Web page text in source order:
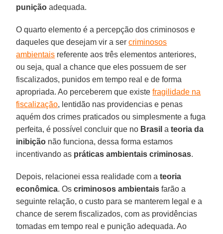
punição adequada.
O quarto elemento é a percepção dos criminosos e
daqueles que desejam vir a sercriminosos
ambientais referente aos três elementos anteriores,
ou seja, qual a chance que eles possuem de ser
fiscalizados, punidos em tempo real e de forma
apropriada. Ao perceberem que existefragilidade na
fiscalização, lentidão nas providencias e penas
aquém dos crimes praticados ou simplesmente a fuga
perfeita, é possível concluir que no Brasil ateoria da
inibição não funciona, dessa forma estamos
incentivando as práticas ambientais criminosas.
Depois, relacionei essa realidade com ateoria
econômica. Oscriminosos ambientais farão a
seguinte relação, o custo para se manterem legal e a
chance de serem fiscalizados, com as providências
tomadas em tempo real e punição adequada. Ao